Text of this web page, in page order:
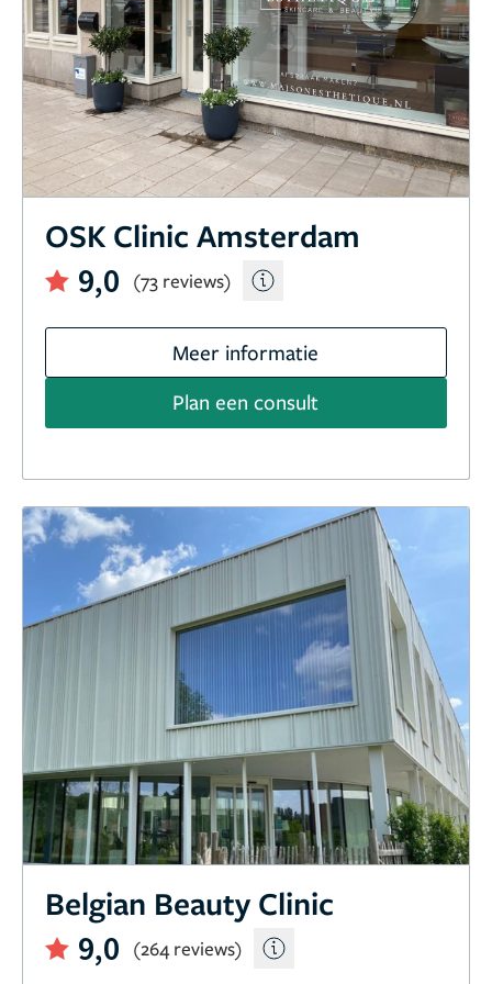
OSK Clinic Amsterdam
9,0
(73 reviews)
Meer informatie
Plan een consult
Belgian Beauty Clinic
9,0
(264 reviews)